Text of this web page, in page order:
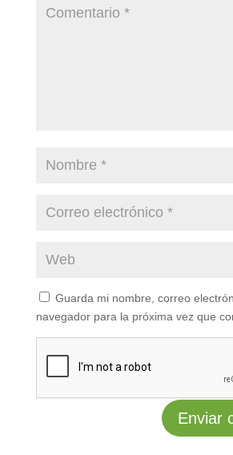
Guarda mi nombre, correo
navegador para la próxima vez que